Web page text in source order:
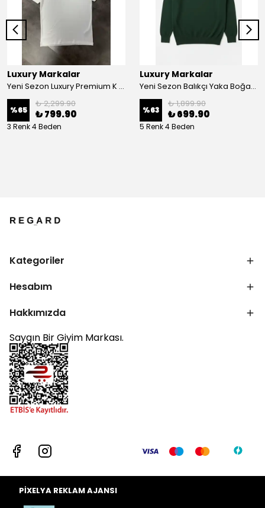
Luxury Markalar
Yeni Sezon Luxury Premium K T-shirt
%65
₺ 2,299.90
₺ 799.90
3 Renk 4 Beden
Luxury Markalar
Yeni Sezon Balıkçı Yaka Boğazlı Kazak
%63
₺ 1,899.90
₺ 699.90
5 Renk 4 Beden
Kategoriler
Hesabım
Hakkımızda
Saygın Bir Giyim Markası.
PİXELYA REKLAM AJANSI